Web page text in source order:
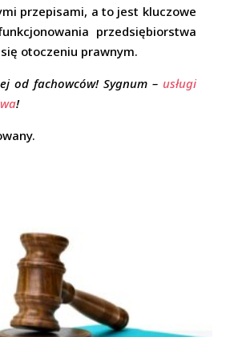
przepisami, a to jest kluczowe
przedsiębiorstwa
otoczeniu prawnym.
od fachowców! Sygnum – usługi
!